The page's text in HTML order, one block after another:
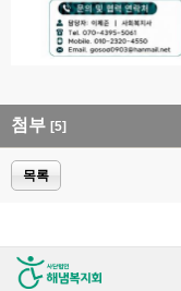
첨부 [5]
목록